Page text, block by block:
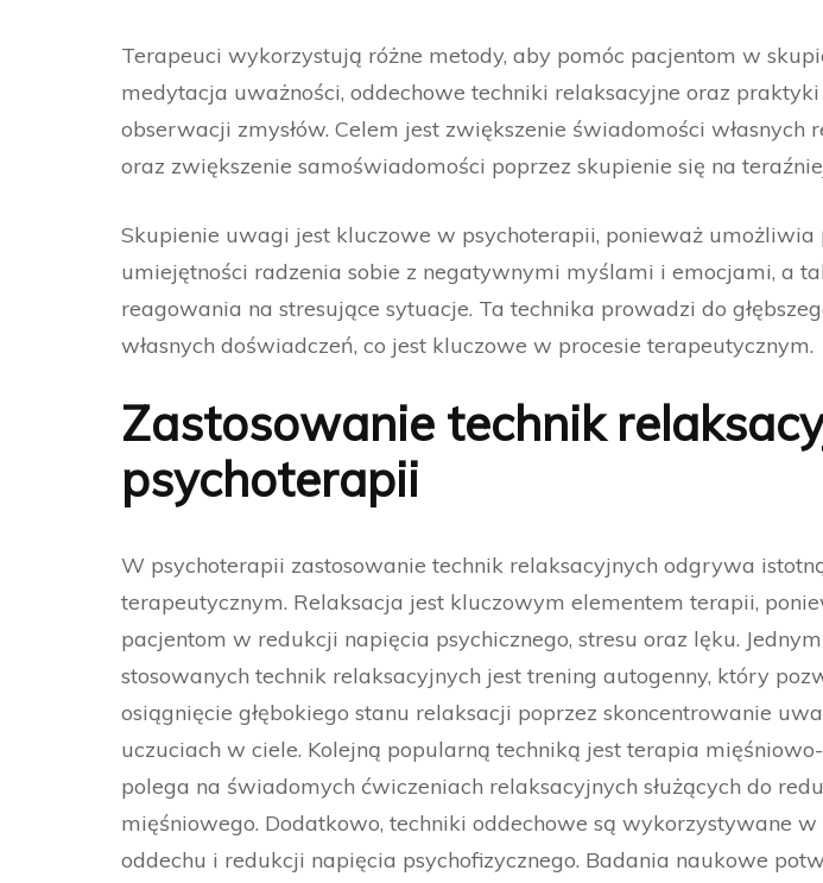
Terapeuci wykorzystują różne metody, aby pomóc pacjentom w
medytacja uważności, oddechowe techniki relaksacyjne oraz
obserwacji zmysłów. Celem jest zwiększenie świadomości własnych
oraz zwiększenie samoświadomości poprzez skupienie się na
Skupienie uwagi jest kluczowe w psychoterapii, ponieważ umożliwia
umiejętności radzenia sobie z negatywnymi myślami i emocjami, a
reagowania na stresujące sytuacje. Ta technika prowadzi do
własnych doświadczeń, co jest kluczowe w procesie terapeutycznym.
Zastosowanie technik
psychoterapii
W psychoterapii zastosowanie technik relaksacyjnych odgrywa
terapeutycznym. Relaksacja jest kluczowym elementem terapii,
pacjentom w redukcji napięcia psychicznego, stresu oraz lęku.
stosowanych technik relaksacyjnych jest trening autogenny, który
osiągnięcie głębokiego stanu relaksacji poprzez skoncentrowanie
uczuciach w ciele. Kolejną popularną techniką jest terapia
polega na świadomych ćwiczeniach relaksacyjnych służących do
mięśniowego. Dodatkowo, techniki oddechowe są wykorzystywane
oddechu i redukcji napięcia psychofizycznego. Badania naukowe